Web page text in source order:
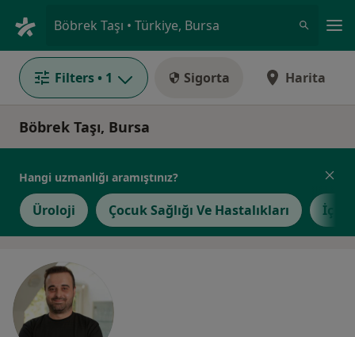
Böbrek Taşı • Türkiye, Bursa
Filters • 1 Sigorta Harita
Böbrek Taşı, Bursa
Hangi uzmanlığı aramıştınız?
Üroloji Çocuk Sağlığı Ve Hastalıkları İç